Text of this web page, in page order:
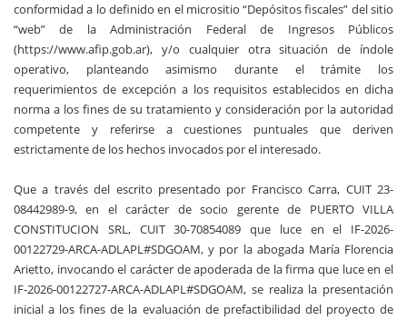
conformidad a lo definido en el micrositio “Depósitos fiscales” del sitio
“web” de la Administración Federal de Ingresos Públicos
(https://www.afip.gob.ar), y/o cualquier otra situación de índole
operativo, planteando asimismo durante el trámite los
requerimientos de excepción a los requisitos establecidos en dicha
norma a los fines de su tratamiento y consideración por la autoridad
competente y referirse a cuestiones puntuales que deriven
estrictamente de los hechos invocados por el interesado.
Que a través del escrito presentado por Francisco Carra, CUIT 23-
08442989-9, en el carácter de socio gerente de PUERTO VILLA
CONSTITUCION SRL, CUIT 30-70854089 que luce en el IF-2026-
00122729-ARCA-ADLAPL#SDGOAM, y por la abogada María Florencia
Arietto, invocando el carácter de apoderada de la firma que luce en el
IF-2026-00122727-ARCA-ADLAPL#SDGOAM, se realiza la presentación
inicial a los fines de la evaluación de prefactibilidad del proyecto de